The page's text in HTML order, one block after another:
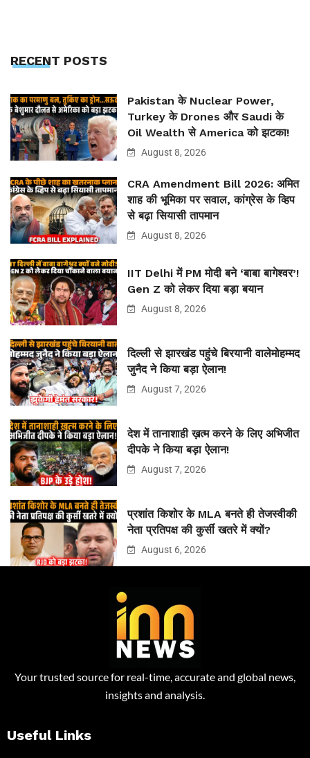
RECENT POSTS
Pakistan के Nuclear Power,
Turkey के Drones और Saudi के
Oil Wealth से America को झटका!
August 8, 2026
CRA Amendment Bill 2026: अमित
शाह की भूमिका पर सवाल, कांग्रेस के व्हिप
से बढ़ा सियासी तापमान
August 8, 2026
IIT Delhi में PM मोदी बने ‘बाबा बागेश्वर’!
Gen Z को लेकर दिया बड़ा बयान
August 8, 2026
दिल्ली से झारखंड पहुंचे बिरयानी वालेमोहम्मद
जुनैद ने किया बड़ा ऐलान!
August 7, 2026
देश में तानाशाही ख़त्म करने के लिए अभिजीत
दीपके ने किया बड़ा ऐलान!
August 7, 2026
प्रशांत किशोर के MLA बनते ही तेजस्वीकी
नेता प्रतिपक्ष की कुर्सी खतरे में क्यों?
August 6, 2026
Your trusted source for real-time, accurate and global news,
insights and analysis.
Useful Links